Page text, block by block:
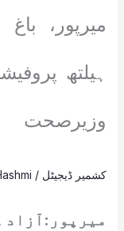
میرپور،
ہیلتھ
وزیرصحت
کشمیر ڈیجیٹل /
میرپور:آزاد